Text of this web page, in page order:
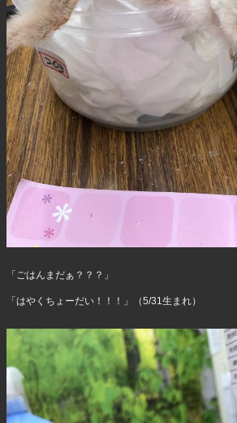
「ごはんまだぁ？？？」
「はやくちょーだい！！！」（5/31生まれ）